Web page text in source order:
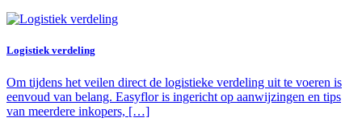
Logistiek verdeling
Om tijdens het veilen direct de logistieke verdeling uit te voeren is
eenvoud van belang. Easyflor is ingericht op aanwijzingen en tips
van meerdere inkopers, […]